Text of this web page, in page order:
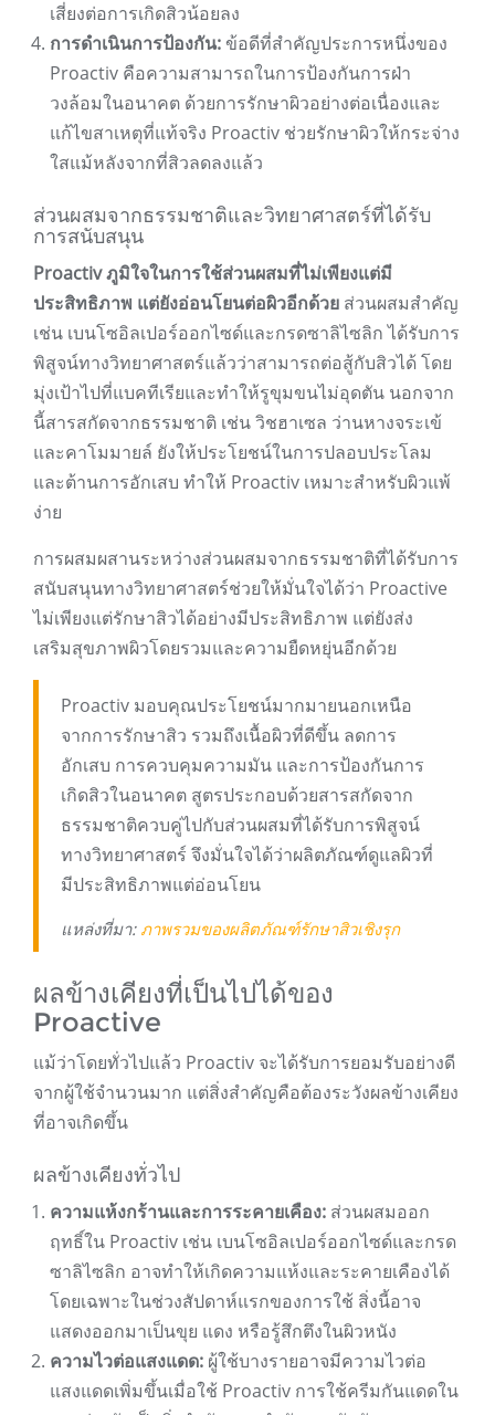
เสี่ยงต่อการเกิดสิวน้อยลง
การดำเนินการป้องกัน:ข้อดีที่สำคัญประการหนึ่งของ
Proactiv คือความสามารถในการป้องกันการฝ่า
วงล้อมในอนาคต ด้วยการรักษาผิวอย่างต่อเนื่องและ
แก้ไขสาเหตุที่แท้จริง Proactiv ช่วยรักษาผิวให้กระจ่าง
ใสแม้หลังจากที่สิวลดลงแล้ว
ส่วนผสมจากธรรมชาติและวิทยาศาสตร์ที่ได้รับ
การสนับสนุน
Proactiv ภูมิใจในการใช้ส่วนผสมที่ไม่เพียงแต่มี
ประสิทธิภาพ แต่ยังอ่อนโยนต่อผิวอีกด้วย ส่วนผสมสำคัญ
เช่น เบนโซอิลเปอร์ออกไซด์และกรดซาลิไซลิก ได้รับการ
พิสูจน์ทางวิทยาศาสตร์แล้วว่าสามารถต่อสู้กับสิวได้ โดย
มุ่งเป้าไปที่แบคทีเรียและทำให้รูขุมขนไม่อุดตัน นอกจาก
นี้สารสกัดจากธรรมชาติ เช่น วิชฮาเซล ว่านหางจระเข้
และคาโมมายล์ ยังให้ประโยชน์ในการปลอบประโลม
และต้านการอักเสบ ทำให้ Proactiv เหมาะสำหรับผิวแพ้
ง่าย
การผสมผสานระหว่างส่วนผสมจากธรรมชาติที่ได้รับการ
สนับสนุนทางวิทยาศาสตร์ช่วยให้มั่นใจได้ว่า Proactive
ไม่เพียงแต่รักษาสิวได้อย่างมีประสิทธิภาพ แต่ยังส่ง
เสริมสุขภาพผิวโดยรวมและความยืดหยุ่นอีกด้วย
Proactiv มอบคุณประโยชน์มากมายนอกเหนือ
จากการรักษาสิว รวมถึงเนื้อผิวที่ดีขึ้น ลดการ
อักเสบ การควบคุมความมัน และการป้องกันการ
เกิดสิวในอนาคต สูตรประกอบด้วยสารสกัดจาก
ธรรมชาติควบคู่ไปกับส่วนผสมที่ได้รับการพิสูจน์
ทางวิทยาศาสตร์ จึงมั่นใจได้ว่าผลิตภัณฑ์ดูแลผิวที่
มีประสิทธิภาพแต่อ่อนโยน
แหล่งที่มา: ภาพรวมของผลิตภัณฑ์รักษาสิวเชิงรุก
ผลข้างเคียงที่เป็นไปได้ของ
Proactive
แม้ว่าโดยทั่วไปแล้ว Proactiv จะได้รับการยอมรับอย่างดี
จากผู้ใช้จำนวนมาก แต่สิ่งสำคัญคือต้องระวังผลข้างเคียง
ที่อาจเกิดขึ้น
ผลข้างเคียงทั่วไป
ความแห้งกร้านและการระคายเคือง: ส่วนผสมออก
ฤทธิ์ใน Proactiv เช่น เบนโซอิลเปอร์ออกไซด์และกรด
ซาลิไซลิก อาจทำให้เกิดความแห้งและระคายเคืองได้
โดยเฉพาะในช่วงสัปดาห์แรกของการใช้ สิ่งนี้อาจ
แสดงออกมาเป็นขุย แดง หรือรู้สึกตึงในผิวหนัง
ความไวต่อแสงแดด: ผู้ใช้บางรายอาจมีความไวต่อ
แสงแดดเพิ่มขึ้นเมื่อใช้ Proactiv การใช้ครีมกันแดดใน